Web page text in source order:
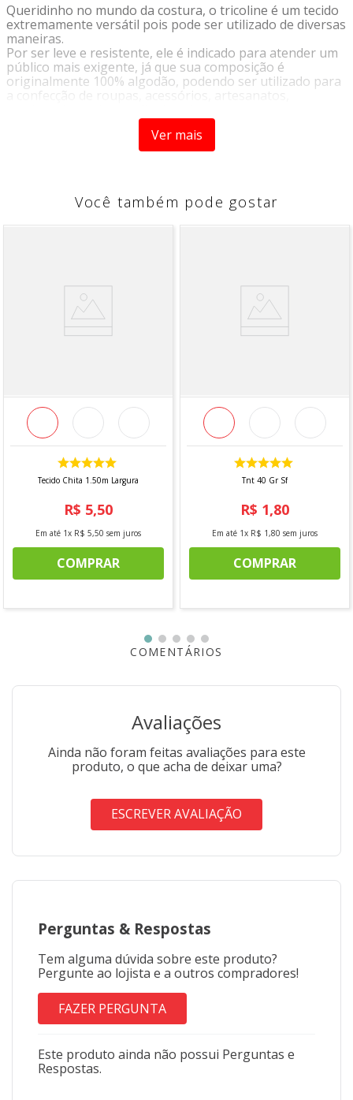
Queridinho no mundo da costura, o tricoline é um tecido
extremamente versátil pois pode ser utilizado de diversas
maneiras.
Por ser leve e resistente, ele é indicado para atender um
público mais exigente, já que sua composição é
originalmente 100% algodão, podendo ser utilizado para
a confecção de roupas, acessórios, artesanatos,
Sua variedade de cores e estampas proporciona infinitas
possibilidades de criação de acordo com a sua
INSTRUÇÕES DE LAVAGEM
• Permitida secagem em temperatura máxima 70°C
• Passar em temperatura máxima 200°C
• Limpar a seco com hidrocarboneto ou percloroetileno
COMPOSIÇÃO:100% Algodão
LARGURA:
1,40m
ORIGEM:Nacional
MARCA: Niazi
INFORMAÇÕES ADICIONAIS
Vendido a cada 1,00 MT onde a medida se refere a um
metro de comprimento pela largura do tecido. Caso seja
solicitado 2 mts, será enviado metragem corrida, sem
Para pedidos acima de 15 metros, é possível que haja
*Imagem meramente ilustrativa*
Ver mais
Você também pode gostar
Tecido Chita 1.50m Largura
R$ 5,50
Em até 1x R$ 5,50 sem juros
COMPRAR
Tnt 40 Gr Sf
R$ 1,80
Em até 1x R$ 1,80 sem juros
COMPRAR
COMENTÁRIOS
Avaliações
Ainda não foram feitas avaliações para este
produto, o que acha de deixar uma?
ESCREVER AVALIAÇÃO
Perguntas & Respostas
Tem alguma dúvida sobre este produto?
Pergunte ao lojista e a outros compradores!
FAZER PERGUNTA
Este produto ainda não possui Perguntas e
Respostas.